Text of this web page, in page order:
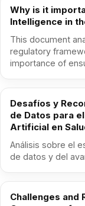
Why is it
Intelligence in
This document
regulatory
importance of
Desafíos y
de Datos para
Artificial en
Análisis sobre el
de datos y del
Challenges and